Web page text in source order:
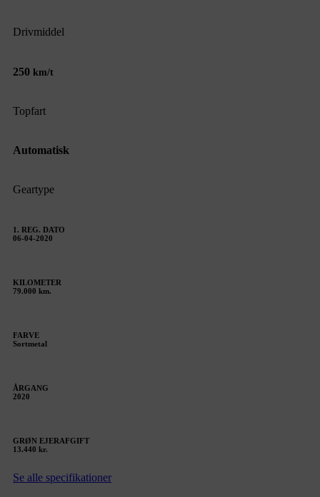
Drivmiddel
250 km/t
Topfart
Automatisk
Geartype
1. REG. DATO
06-04-2020
KILOMETER
79.000 km.
FARVE
Sortmetal
ÅRGANG
2020
GRØN EJERAFGIFT
13.440 kr.
Se alle specifikationer